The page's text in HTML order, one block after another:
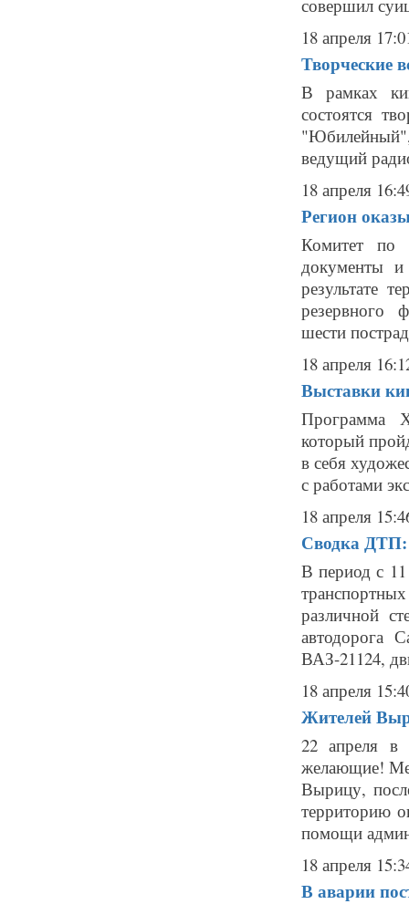
совершил
18 апреля
Творческие
В рамках
состоятся
ведущий
18 апреля
Регион
Комитет по
документы
результате
резервного
шести
18 апреля
Выставки
Программа
который
в себя
с работами
18 апреля
Сводка ДТП:
В период с
различной
автодорога
ВАЗ-21124,
18 апреля
Жителей
22 апреля в
желающие!
Вырицу,
территорию
помощи
18 апреля
В аварии